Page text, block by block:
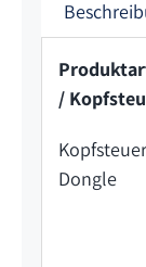
/
Dongle